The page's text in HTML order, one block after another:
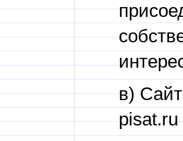
в)
pisat.ru